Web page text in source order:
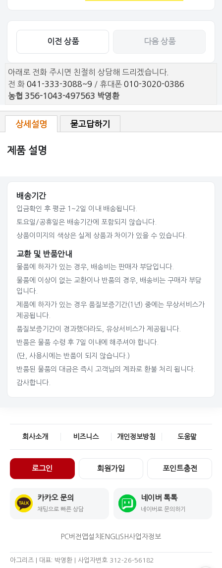
이전 상품 다음 상품
아래로 전화 주시면 친절히 상담해 드리겠습니다.
전 화 041-333-3088~9 / 휴대폰 010-3020-0386
농협 356-1043-497563 박영환
상세설명 묻고답하기
제품 설명
배송기간
입금확인 후 평균 1~2일 이내 배송됩니다.
토요일/공휴일은 배송기간에 포함되지 않습니다.
상품이미지의 색상은 실제 상품과 차이가 있을 수 있습니다.
교환 및 반품안내
물품에 하자가 있는 경우, 배송비는 판매자 부담입니다.
물품에 이상이 없는 교환이나 반품의 경우, 배송비는 구매자 부담
입니다.
제품에 하자가 있는 경우 품질보증기간(1년) 중에는 무상서비스가
제공됩니다.
품질보증기간이 경과했더라도, 유상서비스가 제공됩니다.
반품은 물품 수령 후 7일 이내에 해주셔야 합니다.
(단, 사용시에는 반품이 되지 않습니다.)
반품된 물품의 대금은 즉시 고객님의 계좌로 환불 처리 됩니다.
감사합니다.
회사소개 비즈니스 개인정보방침 도움말
로그인 회원가입 포인트충전
카카오 문의
채팅으로 빠른 상담
네이버 톡톡
네이버로 문의하기
PC버전 앱설치 ENGLISH사업자정보
아그리즈 | 대표: 박영환 | 사업자번호 312-26-56182